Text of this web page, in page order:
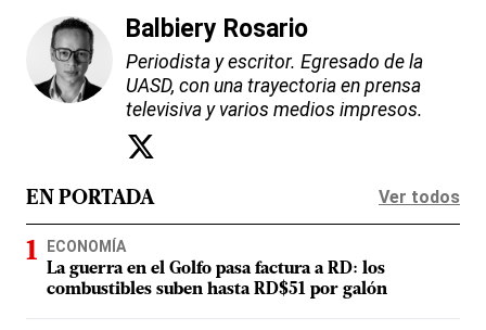
Balbiery Rosario
Periodista y escritor. Egresado de la
UASD, con una trayectoria en prensa
televisiva y varios medios impresos.
EN PORTADA Ver todos
ECONOMÍA
La guerra en el Golfo pasa factura a RD: los
combustibles suben hasta RD$51 por galón